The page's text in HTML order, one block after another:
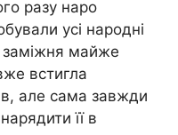
разу наро
усі народні
заміжня майже
встигла
але сама завжди
її в